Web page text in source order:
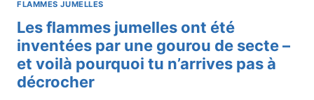
FLAMMES JUMELLES
Les flammes jumelles ont été
inventées par une gourou de secte –
et voilà pourquoi tu n’arrives pas à
décrocher